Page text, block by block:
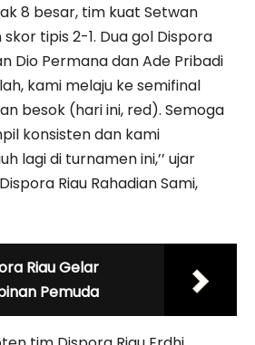
8 besar, tim kuat Setwan
tipis 2-1. Dua gol Dispora
Dio Permana dan Ade Pribadi
kami melaju ke semifinal
besok (hari ini, red). Semoga
konsisten dan kami
lagi di turnamen ini,’’ ujar
Riau Rahadian Sami,
Riau Gelar
Pemuda